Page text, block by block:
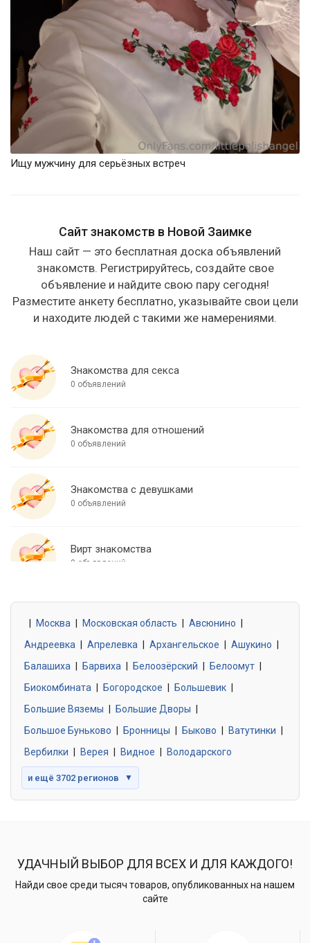
Ищу мужчину для серьёзных встреч
Сайт знакомств в Новой Заимке
Наш сайт — это бесплатная доска объявлений
знакомств. Регистрируйтесь, создайте свое
объявление и найдите свою пару сегодня!
Разместите анкету бесплатно, указывайте свои цели
и находите людей с такими же намерениями.
Знакомства для секса
0 объявлений
Знакомства для отношений
0 объявлений
Знакомства с девушками
0 объявлений
Вирт знакомства
0 объявлений
0 объявлений
Знакомства без обязательств
0 объявлений
Москва Московская область Авсюнино
Андреевка
Апрелевка Архангельское Ашукино
Балашиха
Барвиха Белоозёрский Белоомут
Биокомбината
Богородское Большевик
Большие Вяземы
Большие Дворы
Большое Буньково
Бронницы Быково Ватутинки
Вербилки
Верея Видное Володарского
и ещё 3702 регионов ▼
УДАЧНЫЙ ВЫБОР ДЛЯ ВСЕХ И ДЛЯ КАЖДОГО!
Найди свое среди тысяч товаров, опубликованных на нашем
сайте